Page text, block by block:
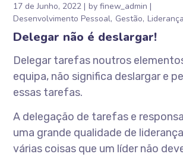
17 de Junho, 2022 byfinew_admin
Desenvolvimento Pessoal Gestão Liderança
Delegar não é deslargar!
Delegar tarefas noutros
equipa, não significa deslargar e
essas tarefas.
A delegação de tarefas e
uma grande qualidade de
várias coisas que um líder não